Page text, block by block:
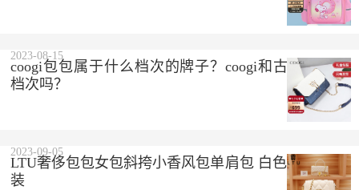
coogi包包属于什么档次的牌子？coogi和古驰是一个
档次吗？
2023-08-15
LTU奢侈包包女包斜挎小香风包单肩包 白色 精美礼盒
装
2023-09-05